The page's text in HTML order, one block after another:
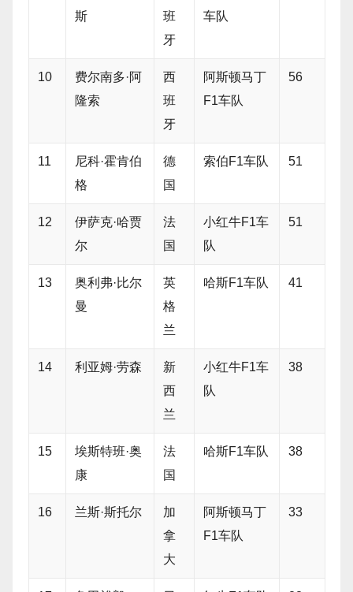
斯
班
牙
车队
10
费尔南多·阿
隆索
西
班
牙
阿斯顿马丁
F1车队
56
11
尼科·霍肯伯
格
德
国
索伯F1车队 51
12
伊萨克·哈贾
尔
法
国
小红牛F1车
队
51
13
奥利弗·比尔
曼
英
格
兰
哈斯F1车队 41
14 利亚姆·劳森
新
西
兰
小红牛F1车
队
38
15
埃斯特班·奥
康
法
国
哈斯F1车队 38
16 兰斯·斯托尔
加
拿
大
阿斯顿马丁
F1车队
33